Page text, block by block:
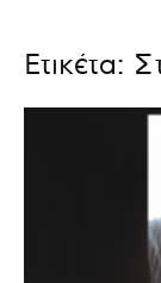
Ετικέτα: